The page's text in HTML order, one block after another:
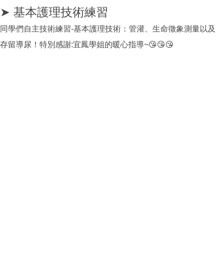
➤ 基本護理技術練習
同學們自主技術練習-基本護理技術：管灌、生命徵象測量以及
存留導尿！特別感謝:宜鳳學姐的暖心指導~😘😘😘